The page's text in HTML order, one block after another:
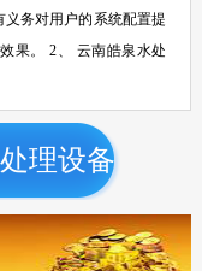
务对用户的系统配置提
果。 2、 云南皓泉水处
理设备